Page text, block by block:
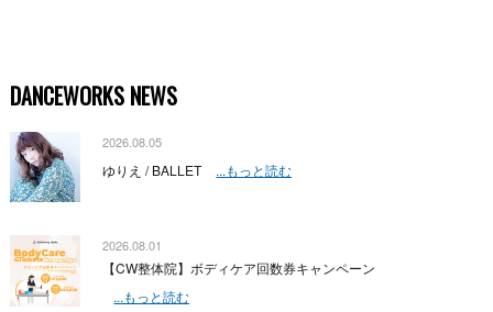
DANCEWORKS NEWS
2026.08.05
ゆりえ / BALLET ...もっと読む
2026.08.01
【CW整体院】ボディケア回数券キャンペーン
...もっと読む